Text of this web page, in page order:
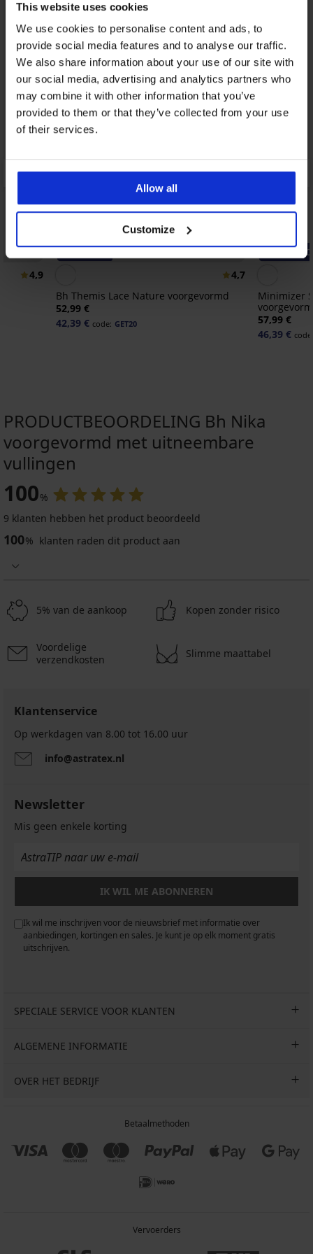
This website uses cookies
We use cookies to personalise content and ads, to
provide social media features and to analyse our traffic.
We also share information about your use of our site with
our social media, advertising and analytics partners who
may combine it with other information that you’ve
provided to them or that they’ve collected from your use
of their services.
Allow all
Customize
4,9
-20% GET20
4,7
Bh Themis Lace Nature voorgevormd
52,99 €
42,39 € code: GET20
-20% GET20
Minimizer
57,99 €
46,39 €
-20 % GET20
Plak
42,99
€
€
code
PRODUCTBEOORDELING Bh Nika
voorgevormd met uitneembare
vullingen
100%
9 klanten hebben het product beoordeeld
100% klanten raden dit product aan
5% van de aankoop Kopen zonder risico
Voordelige
verzendkosten
Slimme maattabel
Klantenservice
Op werkdagen van 8.00 tot 16.00 uur
info@astratex.nl
Newsletter
Mis geen enkele korting
IK WIL ME ABONNEREN
Ik wil me inschrijven voor de nieuwsbrief met informatie over
aanbiedingen, kortingen en sales. Je kunt je op elk moment gratis
uitschrijven.
SPECIALE SERVICE VOOR KLANTEN
ALGEMENE INFORMATIE
OVER HET BEDRIJF
Betaalmethoden
Vervoerders